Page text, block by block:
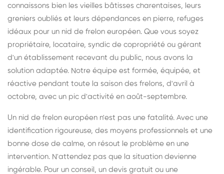
connaissons bien les vieilles bâtisses charentaises, leurs
greniers oubliés et leurs dépendances en pierre, refuges
idéaux pour un nid de frelon européen. Que vous soyez
propriétaire, locataire, syndic de copropriété ou gérant
d'un établissement recevant du public, nous avons la
solution adaptée. Notre équipe est formée, équipée, et
réactive pendant toute la saison des frelons, d'avril à
octobre, avec un pic d'activité en août-septembre.
Un nid de frelon européen n'est pas une fatalité. Avec une
identification rigoureuse, des moyens professionnels et une
bonne dose de calme, on résout le problème en une
intervention. N'attendez pas que la situation devienne
ingérable. Pour un conseil, un devis gratuit ou une